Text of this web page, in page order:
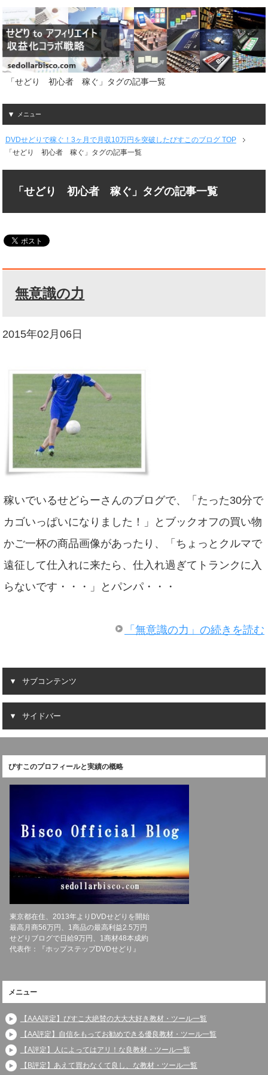
「せどり 初心者 稼ぐ」タグの記事一覧
メニュー
DVDせどりで稼ぐ！3ヶ月で月収10万円を突破したびすこのブログ TOP
「せどり 初心者 稼ぐ」タグの記事一覧
「せどり 初心者 稼ぐ」タグの記事一覧
無意識の力
2015年02月06日
稼いでいるせどらーさんのブログで、「たった30分で
カゴいっぱいになりました！」とブックオフの買い物
かご一杯の商品画像があったり、「ちょっとクルマで
遠征して仕入れに来たら、仕入れ過ぎてトランクに入
らないです・・・」とパンパ・・・
「無意識の力」の続きを読む
サブコンテンツ
サイドバー
びすこのプロフィールと実績の概略
東京都在住、2013年よりDVDせどりを開始
最高月商56万円、1商品の最高利益2.5万円
せどりブログで日給9万円、1商材48本成約
代表作：『ホップステップDVDせどり』
メニュー
【AAA評定】びすこ大絶賛の大大大好き教材・ツール一覧
【AA評定】自信をもってお勧めできる優良教材・ツール一覧
【A評定】人によってはアリ！な良教材・ツール一覧
【B評定】あえて買わなくて良し、な教材・ツール一覧